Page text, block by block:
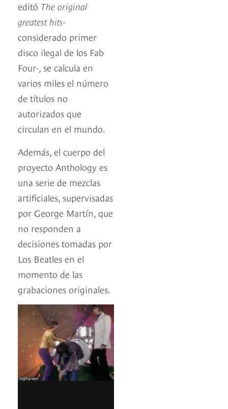
editó The original
greatest hits-
considerado primer
disco ilegal de los Fab
Four-, se calcula en
varios miles el número
de títulos no
autorizados que
circulan en el mundo.
Además, el cuerpo del
proyecto Anthology es
una serie de mezclas
artificiales, supervisadas
por George Martín, que
no responden a
decisiones tomadas por
Los Beatles en el
momento de las
grabaciones originales.